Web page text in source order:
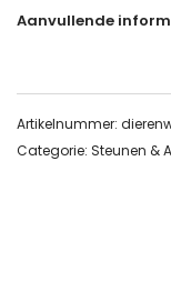
Aanvullende
Artikelnummer:
Categorie: Steunen &